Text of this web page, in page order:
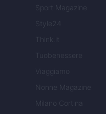
Sport Magazine
Style24
Think.it
Tuobenessere
Viaggiamo
Nonne Magazine
Milano Cortina